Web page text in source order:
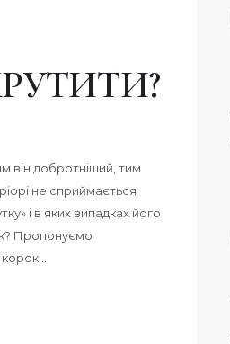
він добротніший, тим
не сприймається
і в яких випадках його
Пропонуємо
корок…